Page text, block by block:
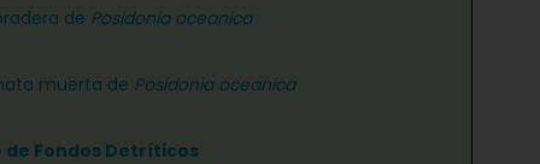
de Posidonia oceanica
muerta de Posidonia oceanica
de Fondos Detríticos